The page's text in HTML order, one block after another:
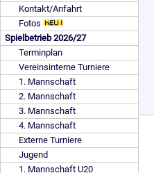
Kontakt/Anfahrt
Fotos
Spielbetrieb 2026/27
Terminplan
Vereinsinterne Turniere
1. Mannschaft
2. Mannschaft
3. Mannschaft
4. Mannschaft
Externe Turniere
Jugend
1. Mannschaft U20